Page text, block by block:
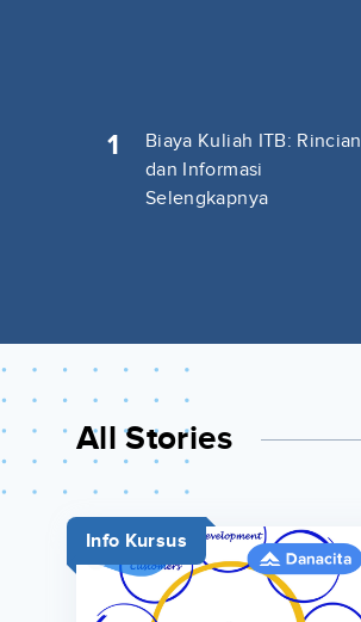
1
Biaya Kuliah ITB: Rincian
dan Informasi
Selengkapnya
All Stories
Info Kursus